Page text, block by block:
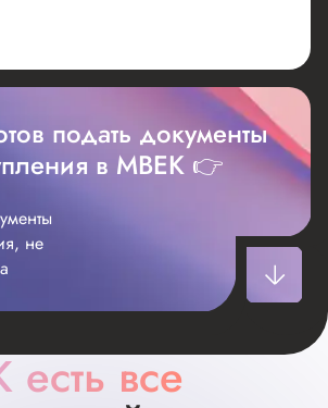
подать документы
в МВЕК 👉
не
следующие документы,
все